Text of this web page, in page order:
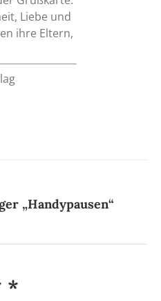
Liebe und
ihre Eltern,
„Handypausen“
*